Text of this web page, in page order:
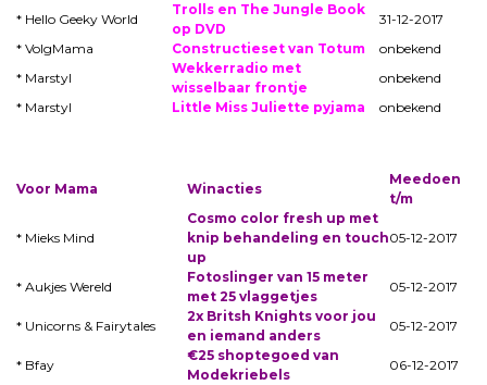
* Hello Geeky World
Trolls en The Jungle Book
op DVD
31-12-2017
* VolgMama
Constructieset van Totum
onbekend
* Marstyl
Wekkerradio met
wisselbaar frontje
onbekend
* Marstyl
Little Miss Juliette pyjama onbekend
Voor Mama Winacties
Meedoen
t/m
* Mieks Mind
Cosmo color fresh up met
knip behandeling en touch
up
05-12-2017
* Aukjes Wereld
Fotoslinger van 15 meter
met 25 vlaggetjes
05-12-2017
* Unicorns & Fairytales
2x Britsh Knights voor jou
en iemand anders
05-12-2017
* Bfay
€25 shoptegoed van
Modekriebels
06-12-2017